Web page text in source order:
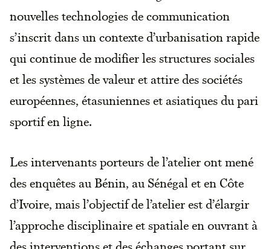
nouvelles technologies de communication
s’inscrit dans un contexte d’urbanisation rapide
qui continue de modifier les structures sociales
et les systèmes de valeur et attire des sociétés
européennes, étasuniennes et asiatiques du pari
sportif en ligne.
Les intervenants porteurs de l’atelier ont mené
des enquêtes au Bénin, au Sénégal et en Côte
d’Ivoire, mais l’objectif de l’atelier est d’élargir
l’approche disciplinaire et spatiale en ouvrant à